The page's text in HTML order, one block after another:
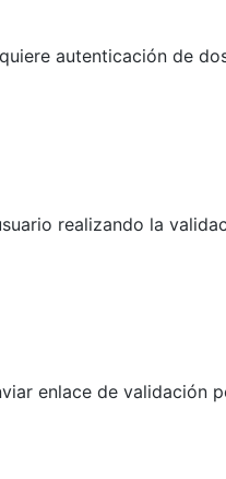
autenticación de
realizando la
enlace de validación